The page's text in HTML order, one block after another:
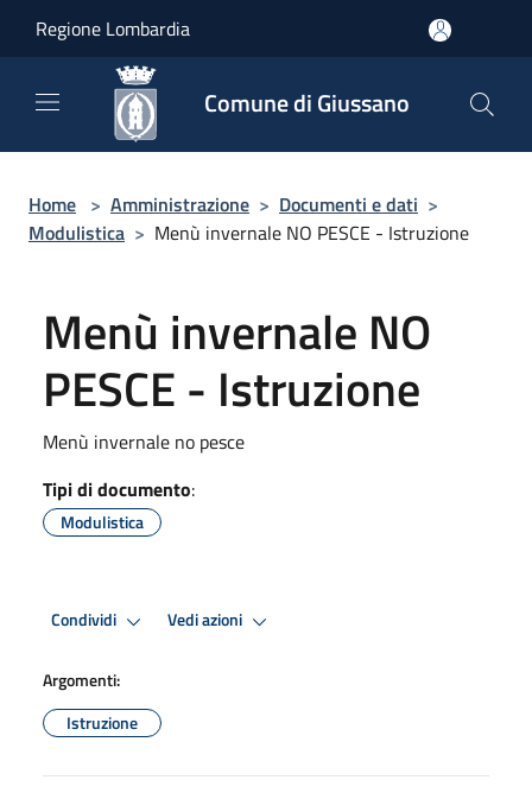
Regione Lombardia
Comune di Giussano
Home > Amministrazione > Documenti e dati >
Modulistica > Menù invernale NO PESCE - Istruzione
Menù invernale NO
PESCE - Istruzione
Menù invernale no pesce
Tipi di documento:
Modulistica
Condividi Vedi azioni
Argomenti:
Istruzione